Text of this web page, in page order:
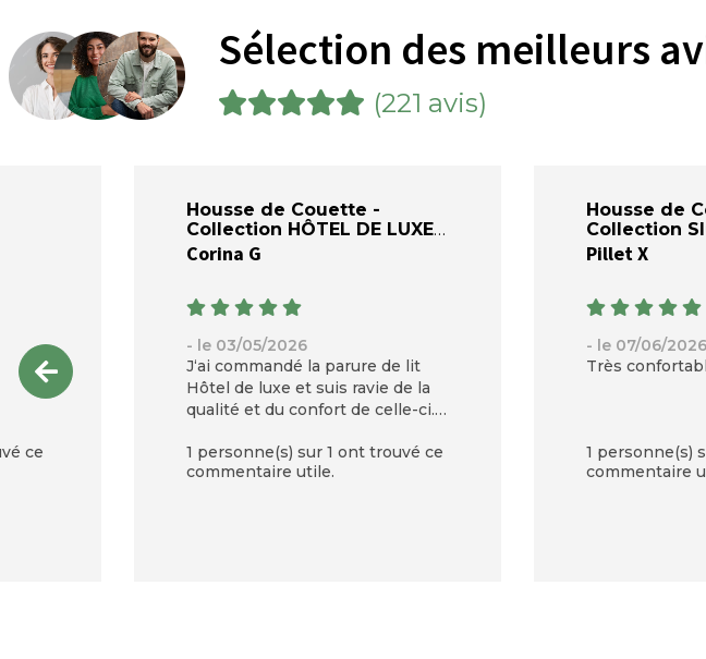
Sélection des meilleurs
(221 avis)
ce
Housse de Couette -
Collection HÔTEL DE LUXE
Corina G
- le 03/05/2026
J‘ai commandé la parure de lit
Hôtel de luxe et suis ravie de la
qualité et du confort de celle-ci.
prix parle de la très belle qualité.
1 personne(s) sur 1 ont trouvé ce
commentaire utile.
Housse de
Collection
Pillet X
- le 07/06/2026
Très
1 personne(s)
commentaire